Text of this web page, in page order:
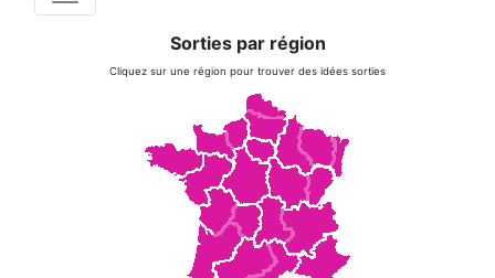
Sorties par région
Cliquez sur une région pour trouver des idées sorties